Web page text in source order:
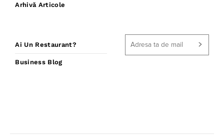
Arhivă Articole
Ai Un Restaurant?
Business Blog